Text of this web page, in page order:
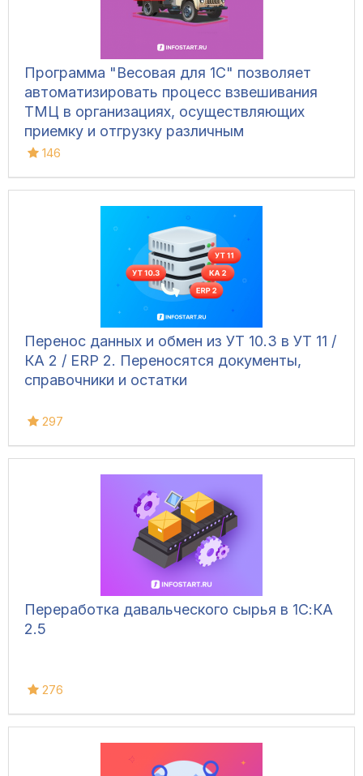
Программа "Весовая для 1С" позволяет
автоматизировать процесс взвешивания
ТМЦ в организациях, осуществляющих
приемку и отгрузку различным
транспортом, для ведения складского
Конфигурация позволяет фиксировать вес
вручную, напрямую с весов, а также
управлять дополнительным
оборудованием и контролировать
движение транспорта.
146
Перенос данных и обмен из УТ 10.3 в УТ 11 /
КА 2 / ERP 2. Переносятся документы,
справочники и остатки
297
Переработка давальческого сырья в 1С:КА
2.5
276